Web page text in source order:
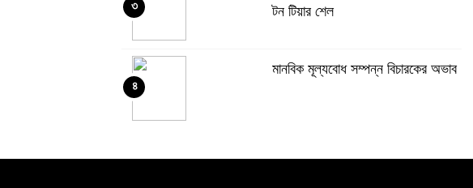
টন টিয়ার শেল
৩
মানবিক মূল্যবোধ সম্পন্ন বিচারকের অভাব
৪